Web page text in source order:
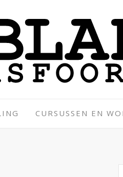
CURSUSSEN EN